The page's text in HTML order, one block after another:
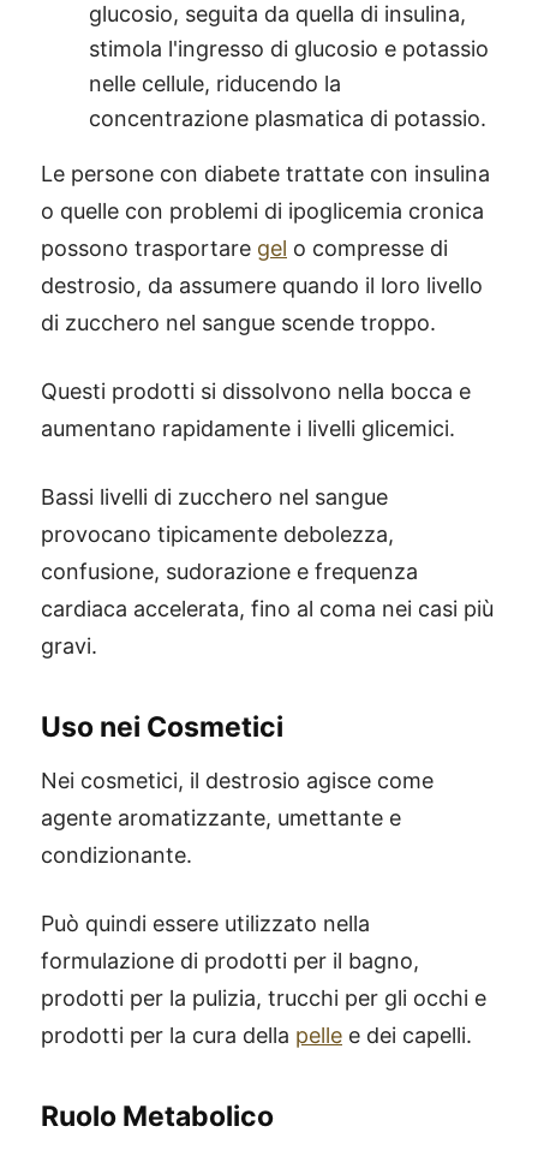
glucosio, seguita da quella di insulina,
stimola l'ingresso di glucosio e potassio
nelle cellule, riducendo la
concentrazione plasmatica di potassio.
Le persone con diabete trattate con insulina
o quelle con problemi di ipoglicemia cronica
possono trasportare gel o compresse di
destrosio, da assumere quando il loro livello
di zucchero nel sangue scende troppo.
Questi prodotti si dissolvono nella bocca e
aumentano rapidamente i livelli glicemici.
Bassi livelli di zucchero nel sangue
provocano tipicamente debolezza,
confusione, sudorazione e frequenza
cardiaca accelerata, fino al coma nei casi più
gravi.
Uso nei Cosmetici
Nei cosmetici, il destrosio agisce come
agente aromatizzante, umettante e
condizionante.
Può quindi essere utilizzato nella
formulazione di prodotti per il bagno,
prodotti per la pulizia, trucchi per gli occhi e
prodotti per la cura della pelle e dei capelli.
Ruolo Metabolico